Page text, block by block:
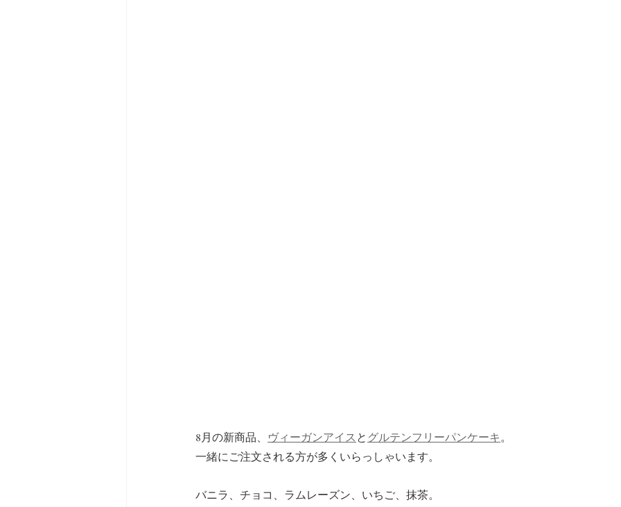
8月の新商品、 ヴィーガンアイスと グルテンフリーパンケーキ。
一緒にご注文される方が多くいらっしゃいます。
バニラ、チョコ、ラムレーズン、いちご、抹茶。